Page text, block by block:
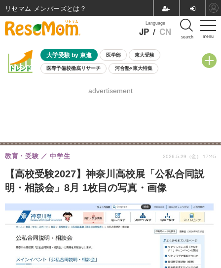
menu
Language
JP / CN search
大学受験 by 東進 医学部 東大受験
医専予備校徹底リサーチ 河合塾×東大特集
8月開催学校説明会・相談会
advertisement
【高校受験2027】神奈川高校展「公私合同説
明・相談会」8月 1枚目の写真・画像
教育・受験 中学生 2026.5.29（金） 17:45
リセマム メンバーズ